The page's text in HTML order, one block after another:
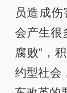
员造成
会产生很
腐败”，
约型社会